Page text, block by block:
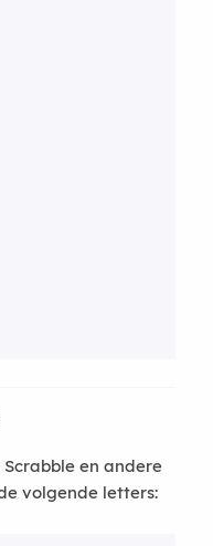
en andere
volgende letters: